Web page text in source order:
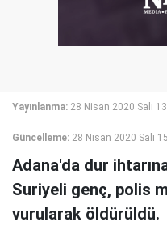
Yayınlanma: 28 Nisan 2020 Salı
Güncelleme: 28 Nisan 2020 Salı
Adana'da dur
Suriyeli genç, polis
vurularak öldürüldü.